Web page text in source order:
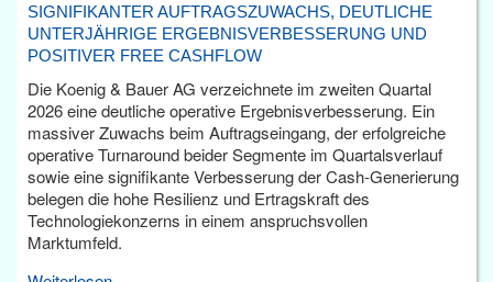
SIGNIFIKANTER AUFTRAGSZUWACHS, DEUTLICHE
UNTERJÄHRIGE ERGEBNISVERBESSERUNG UND
POSITIVER FREE CASHFLOW
Die Koenig & Bauer AG verzeichnete im zweiten Quartal
2026 eine deutliche operative Ergebnisverbesserung. Ein
massiver Zuwachs beim Auftragseingang, der erfolgreiche
operative Turnaround beider Segmente im Quartalsverlauf
sowie eine signifikante Verbesserung der Cash-Generierung
belegen die hohe Resilienz und Ertragskraft des
Technologiekonzerns in einem anspruchsvollen
Marktumfeld.